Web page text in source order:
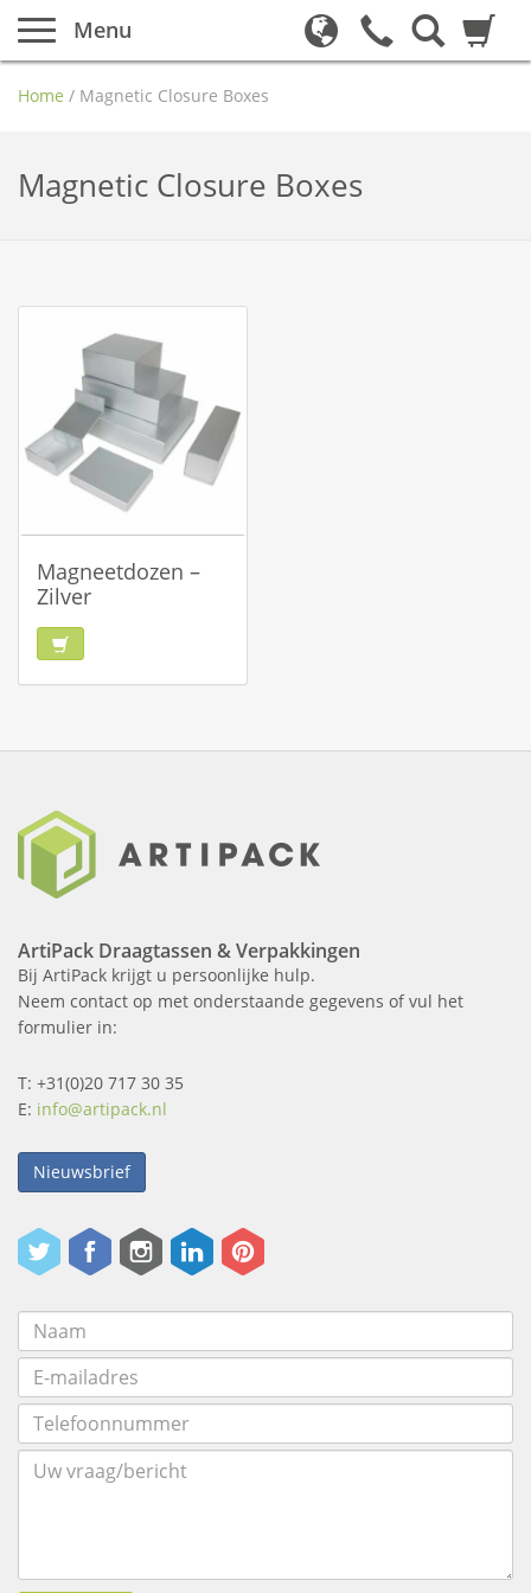
Menu
Home / Magnetic Closure Boxes
Magnetic Closure Boxes
Magneetdozen –
Zilver
ArtiPack Draagtassen & Verpakkingen
Bij ArtiPack krijgt u persoonlijke hulp.
Neem contact op met onderstaande gegevens of vul het
formulier in:
T: +31(0)20 717 30 35
E: info@artipack.nl
Nieuwsbrief